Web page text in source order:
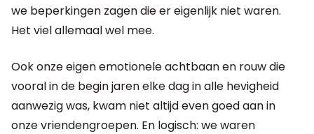
we beperkingen zagen die er eigenlijk niet waren.
Het viel allemaal wel mee.
Ook onze eigen emotionele achtbaan en rouw die
vooral in de begin jaren elke dag in alle hevigheid
aanwezig was, kwam niet altijd even goed aan in
onze vriendengroepen. En logisch: we waren